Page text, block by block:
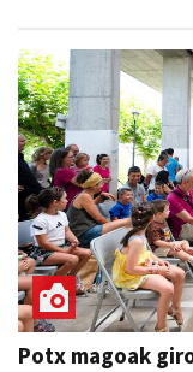
Potx magoak